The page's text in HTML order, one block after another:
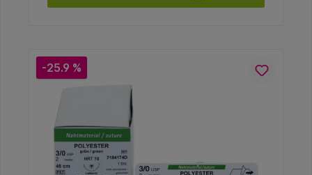
-25.9 %